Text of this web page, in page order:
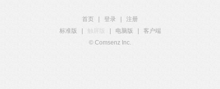
首页 登录
注册
标准版
触屏版 电脑版
客户端
© Comsenz Inc.